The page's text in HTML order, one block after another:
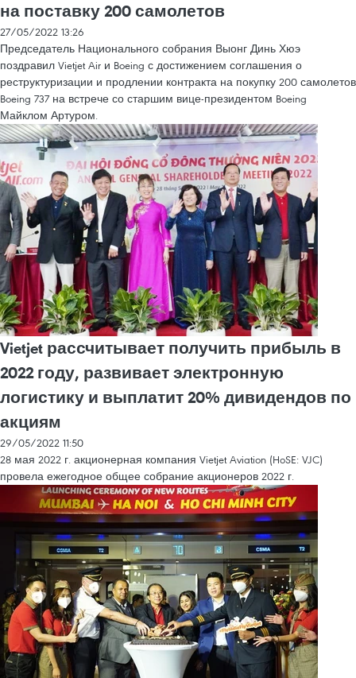
на поставку 200 самолетов
27/05/2022 13:26
Председатель Национального собрания Выонг Динь Хюэ
поздравил Vietjet Air и Boeing с достижением соглашения о
реструктуризации и продлении контракта на покупку 200 самолетов
Boeing 737 на встрече со старшим вице-президентом Boeing
Майклом Артуром.
Vietjet рассчитывает получить прибыль в
2022 году, развивает электронную
логистику и выплатит 20% дивидендов по
акциям
29/05/2022 11:50
28 мая 2022 г. акционерная компания Vietjet Aviation (HoSE: VJC)
провела ежегодное общее собрание акционеров 2022 г.